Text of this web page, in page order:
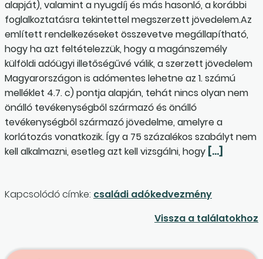
alapját), valamint a nyugdíj és más hasonló, a korábbi
foglalkoztatásra tekintettel megszerzett jövedelem.Az
említett rendelkezéseket összevetve megállapítható,
hogy ha azt feltételezzük, hogy a magánszemély
külföldi adóügyi illetőségűvé válik, a szerzett jövedelem
Magyarországon is adómentes lehetne az 1. számú
melléklet 4.7. c) pontja alapján, tehát nincs olyan nem
önálló tevékenységből származó és önálló
tevékenységből származó jövedelme, amelyre a
korlátozás vonatkozik. Így a 75 százalékos szabályt nem
kell alkalmazni, esetleg azt kell vizsgálni, hogy […]
Kapcsolódó címke: családi adókedvezmény
Vissza a találatokhoz